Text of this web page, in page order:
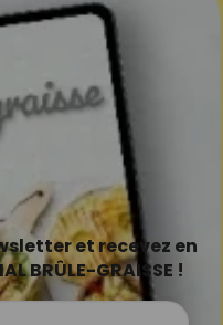
et recevez en
BRÛLE-GRAISSE !